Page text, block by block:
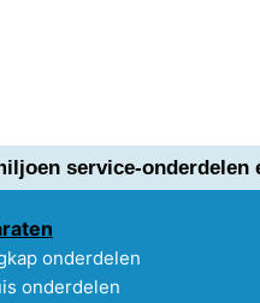
service-onderdelen
onderdelen
onderdelen